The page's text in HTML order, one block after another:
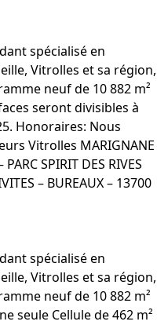
spécialisé en
Vitrolles et sa région,
neuf de 10 882 m²
seront divisibles à
Honoraires: Nous
Vitrolles MARIGNANE
SPIRIT DES RIVES
– BUREAUX – 13700
spécialisé en
Vitrolles et sa région,
neuf de 10 882 m²
seule Cellule de 462 m²